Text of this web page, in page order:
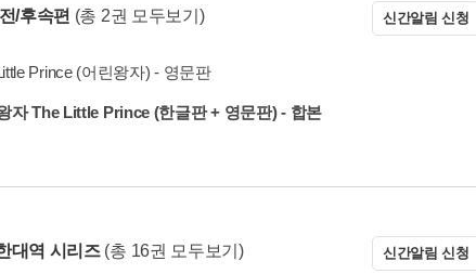
/후속편 (총 2권 모두보기) 신간알림 신청
Prince (어린왕자) - 영문판
자 The Little Prince (한글판 + 영문판) - 합본
대역 시리즈 (총 16권 모두보기) 신간알림 신청